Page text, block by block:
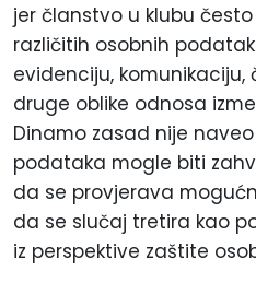
jer članstvo u klubu
različitih osobnih
evidenciju,
druge oblike odnosa
Dinamo zasad nije
podataka mogle biti
da se provjerava
da se slučaj tretira kao
iz perspektive zaštite